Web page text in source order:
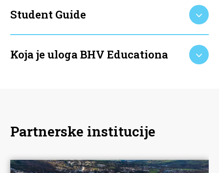
Student Guide
Koja je uloga BHV Educationa
Partnerske institucije